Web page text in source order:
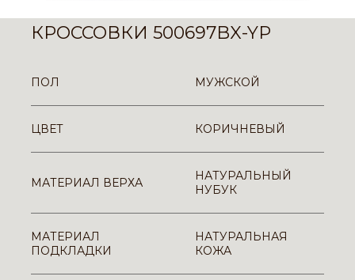
КРОССОВКИ 500697BX-YP
ПОЛ МУЖСКОЙ
ЦВЕТ КОРИЧНЕВЫЙ
МАТЕРИАЛ ВЕРХА
НАТУРАЛЬНЫЙ
НУБУК
МАТЕРИАЛ
ПОДКЛАДКИ
НАТУРАЛЬНАЯ
КОЖА